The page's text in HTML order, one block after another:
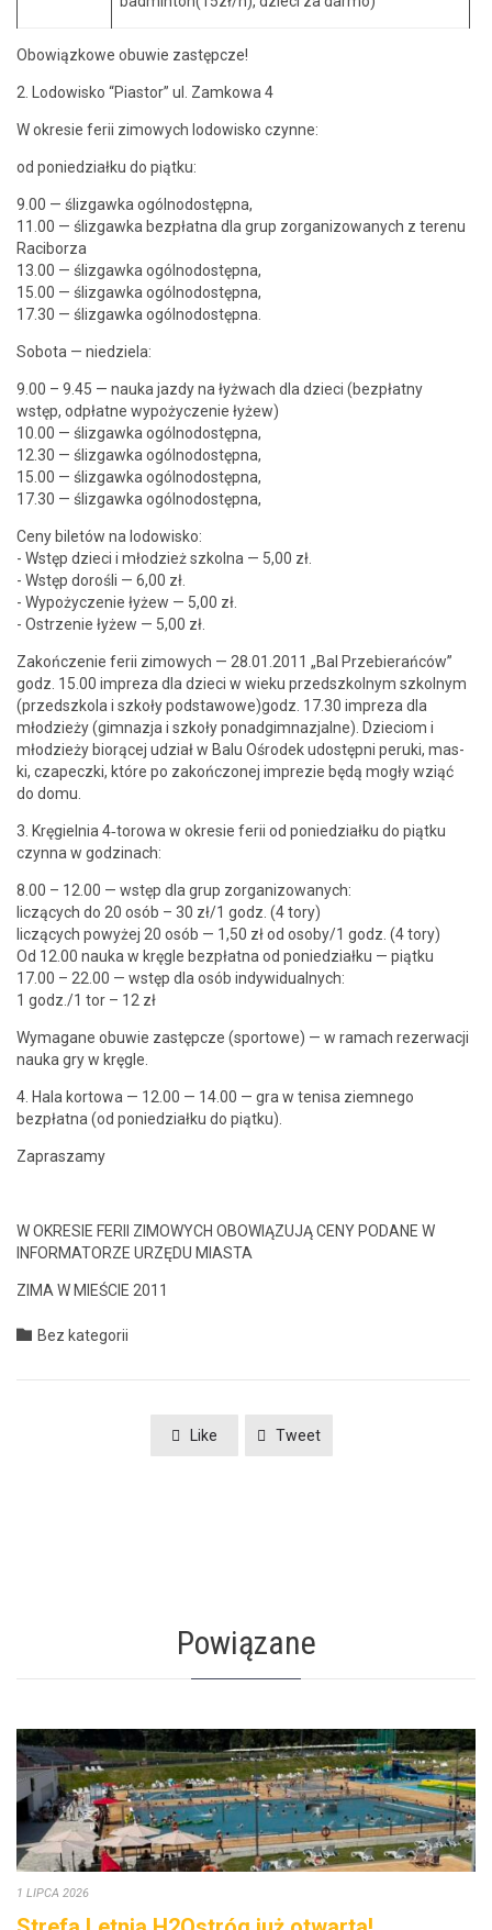
Obow­iązkowe obuwie zastępcze!
2. Lodowisko “Pias­tor” ul. Zamkowa 4
W okre­sie ferii zimowych lodowisko czynne:
od poniedzi­ałku do piątku:
9.00 — śliz­gawka ogóln­o­dostęp­na,
11.00 — śliz­gawka bezpłat­na dla grup zor­ga­ni­zowanych z terenu
Raci­borza
13.00 — śliz­gawka ogóln­o­dostęp­na,
15.00 — śliz­gawka ogóln­o­dostęp­na,
17.30 — śliz­gawka ogólnodostępna.
Sob­o­ta — niedziela:
9.00 – 9.45 — nau­ka jazdy na łyżwach dla dzieci (bezpłat­ny
wstęp, odpłatne wypoży­cze­nie łyżew)
10.00 — śliz­gawka ogóln­o­dostęp­na,
12.30 — śliz­gawka ogóln­o­dostęp­na,
15.00 — śliz­gawka ogóln­o­dostęp­na,
17.30 — śliz­gawka ogólnodostępna,
Ceny biletów na lodowisko:
- Wstęp dzieci i młodzież szkol­na — 5,00 zł.
- Wstęp dorośli — 6,00 zł.
- Wypoży­cze­nie łyżew — 5,00 zł.
- Ostrze­nie łyżew — 5,00 zł.
Zakończe­nie ferii zimowych — 28.01.2011 „Bal Prze­bier­ańców”
godz. 15.00 impreza dla dzieci w wieku przed­szkol­nym szkol­nym
(przed­szko­la i szkoły podstawowe)godz. 17.30 impreza dla
młodzieży (gim­naz­ja i szkoły pon­adg­im­naz­jalne). Dzieciom i
młodzieży biorącej udzi­ał w Balu Ośrodek udostęp­ni peru­ki, mas­
ki, cza­pecz­ki, które po zakońc­zonej imprezie będą mogły wziąć
do domu.
3. Kręgiel­nia 4‑torowa w okre­sie ferii od poniedzi­ałku do piątku
czyn­na w godzinach:
8.00 – 12.00 — wstęp dla grup zor­ga­ni­zowanych:
liczą­cych do 20 osób – 30 zł/1 godz. (4 tory)
liczą­cych powyżej 20 osób — 1,50 zł od osoby/1 godz. (4 tory)
Od 12.00 nau­ka w krę­gle bezpłat­na od poniedzi­ałku — piątku
17.00 – 22.00 — wstęp dla osób indy­wid­u­al­nych:
1 godz./1 tor – 12 zł
Wyma­gane obuwie zastępcze (sportowe) — w ramach rez­erwacji
nau­ka gry w kręgle.
4. Hala kor­towa — 12.00 — 14.00 — gra w tenisa ziem­nego
bezpłat­na (od poniedzi­ałku do piątku).
Zaprasza­my
W OKRESIE FERII ZIMOWYCH OBOWIĄZUJĄ CENY PODANE W
INFORMATORZE URZĘDU MIASTA
ZIMA W MIEŚCIE 2011
 Category
Bez kategorii
Like Tweet
Powiązane
1 LIPCA 2026